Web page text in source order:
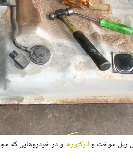
ریل سوخت وانژکتورهاو در خودروهایی که